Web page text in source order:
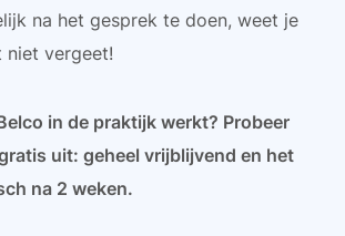
na het gesprek te doen, weet je
niet vergeet!
in de praktijk werkt? Probeer
uit: geheel vrijblijvend en het
na 2 weken.